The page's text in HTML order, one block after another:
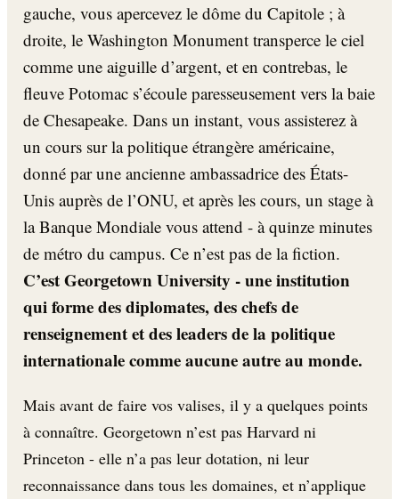
gauche, vous apercevez le dôme du Capitole ; à
droite, le Washington Monument transperce le ciel
comme une aiguille d’argent, et en contrebas, le
fleuve Potomac s’écoule paresseusement vers la baie
de Chesapeake. Dans un instant, vous assisterez à
un cours sur la politique étrangère américaine,
donné par une ancienne ambassadrice des États-
Unis auprès de l’ONU, et après les cours, un stage à
la Banque Mondiale vous attend - à quinze minutes
de métro du campus. Ce n’est pas de la fiction.
C’est Georgetown University - une institution
qui forme des diplomates, des chefs de
renseignement et des leaders de la politique
internationale comme aucune autre au monde.
Mais avant de faire vos valises, il y a quelques points
à connaître. Georgetown n’est pas Harvard ni
Princeton - elle n’a pas leur dotation, ni leur
reconnaissance dans tous les domaines, et n’applique